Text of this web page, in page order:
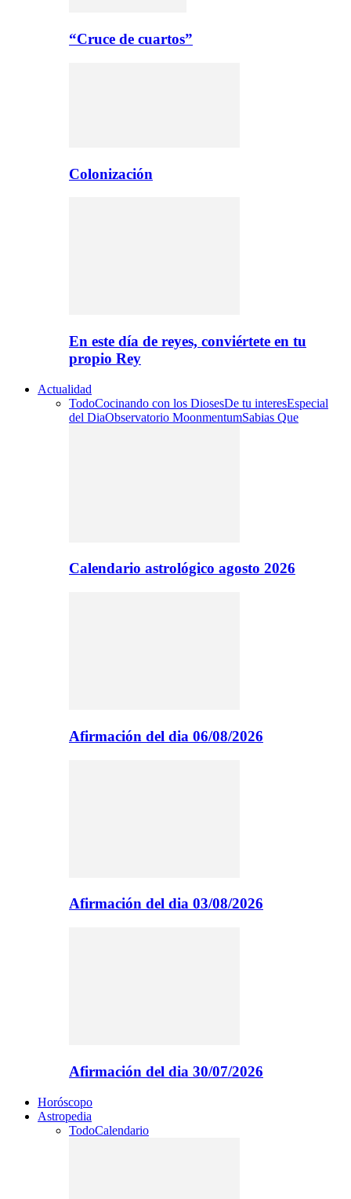
“Cruce de cuartos”
Colonización
En este día de reyes, conviértete en tu
propio Rey
Actualidad
TodoCocinando con los DiosesDe tu interesEspecial
del DiaObservatorio MoonmentumSabias Que
Calendario astrológico agosto 2026
Afirmación del dia 06/08/2026
Afirmación del dia 03/08/2026
Afirmación del dia 30/07/2026
Horóscopo
Astropedia
TodoCalendario